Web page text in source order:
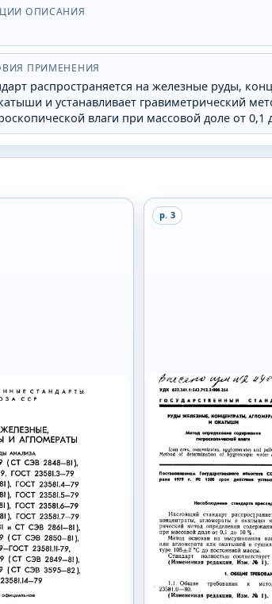
ОПИСАНИЯ
ПРИМЕНЕНИЯ
распространяется на железные руды,
и устанавливает гравиметрический
влаги при массовой доле от 0,1
p. 3